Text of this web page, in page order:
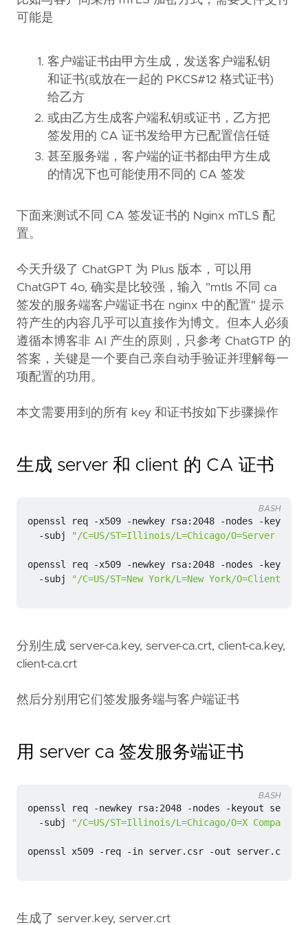
可能是
客户端证书由甲方生成，发送客户端私钥
和证书(或放在一起的 PKCS#12 格式证书)
给乙方
或由乙方生成客户端私钥或证书，乙方把
签发用的 CA 证书发给甲方已配置信任链
甚至服务端，客户端的证书都由甲方生成
的情况下也可能使用不同的 CA 签发
下面来测试不同 CA 签发证书的 Nginx mTLS 配
置。
今天升级了 ChatGPT 为 Plus 版本，可以用
ChatGPT 4o, 确实是比较强，输入 "mtls 不同 ca
签发的服务端客户端证书在 nginx 中的配置" 提示
符产生的内容几乎可以直接作为博文。但本人必须
遵循本博客非 AI 产生的原则，只参考 ChatGTP 的
答案，关键是一个要自己亲自动手验证并理解每一
项配置的功用。
本文需要用到的所有 key 和证书按如下步骤操作
生成 server 和 client 的 CA 证书
openssl req -x509 -newkey rsa:2048 -nodes -
  -subj
"/C=US/ST=Illinois/L=Chicago/O=Server CA
openssl req -x509 -newkey rsa:2048 -nodes -
  -subj
"/C=US/ST=New York/L=New York/O=Client CA
BASH
分别生成 server-ca.key, server-ca.crt, client-ca.key,
client-ca.crt
然后分别用它们签发服务端与客户端证书
用 server ca 签发服务端证书
openssl req -newkey rsa:2048 -nodes -keyout
  -subj
"/C=US/ST=Illinois/L=Chicago/O=X Company/
openssl x509 -req -in server.csr -out server.crt -
BASH
生成了 server.key, server.crt